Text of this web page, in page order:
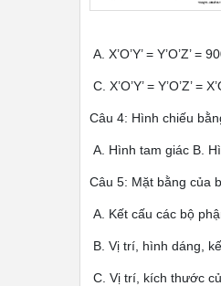
A. X’O’Y’ = Y’O’Z’ =
C. X’O’Y’ = Y’O’Z’ =
Câu 4: Hình chiếu
A. Hình tam giác B.
Câu 5: Mặt bằng của
A. Kết cấu các bộ
B. Vị trí, hình dáng,
C. Vị trí, kích thước